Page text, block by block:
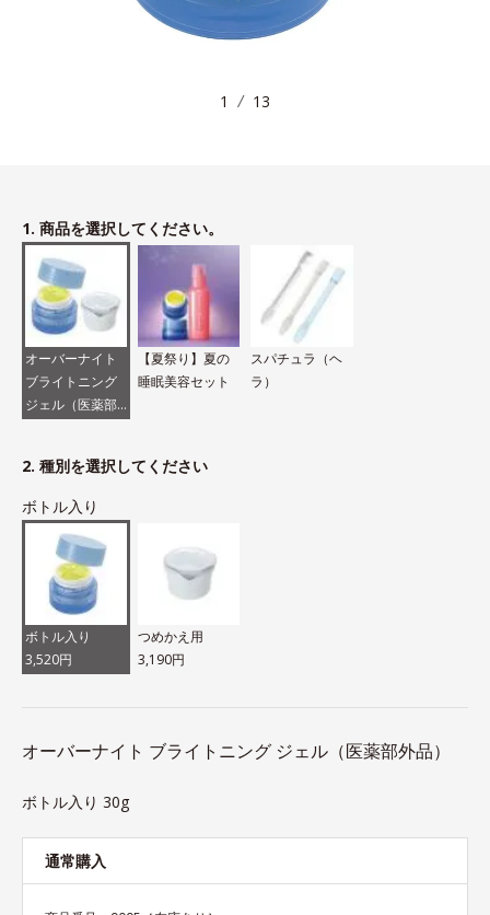
1 13
1. 商品を選択してください。
オーバーナイト
ブライトニング
ジェル（医薬部
【夏祭り】夏の
睡眠美容セット
スパチュラ（ヘ
ラ）
2. 種別を選択してください
ボトル入り
ボトル入り
3,520円
つめかえ用
3,190円
オーバーナイト ブライトニング ジェル（医薬部外品）
ボトル入り 30g
通常購入